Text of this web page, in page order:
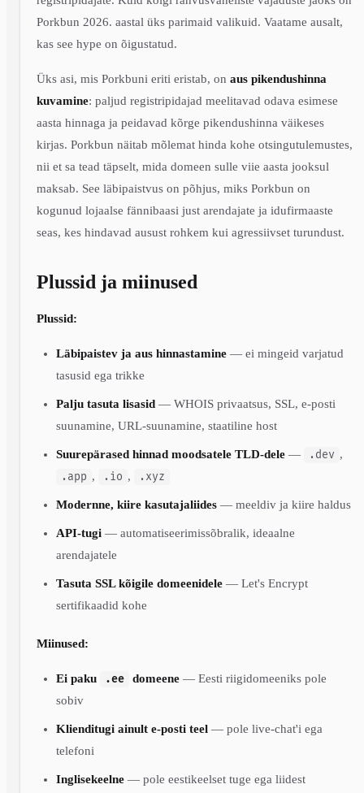
Porkbun 2026. aastal üks parimaid valikuid. Vaatame ausalt,
kas see hype on õigustatud.
Üks asi, mis Porkbuni eriti eristab, on aus pikendushinna
kuvamine: paljud registripidajad meelitavad odava esimese
aasta hinnaga ja peidavad kõrge pikendushinna väikeses
kirjas. Porkbun näitab mõlemat hinda kohe otsingutulemustes,
nii et sa tead täpselt, mida domeen sulle viie aasta jooksul
maksab. See läbipaistvus on põhjus, miks Porkbun on
kogunud lojaalse fännibaasi just arendajate ja idufirmaaste
seas, kes hindavad ausust rohkem kui agressiivset turundust.
Plussid ja miinused
Plussid:
Läbipaistev ja aus hinnastamine — ei mingeid varjatud
tasusid ega trikke
Palju tasuta lisasid — WHOIS privaatsus, SSL, e-posti
suunamine, URL-suunamine, staatiline host
Suurepärased hinnad moodsatele TLD-dele — .dev ,
.app , .io , .xyz
Modernne, kiire kasutajaliides — meeldiv ja kiire haldus
API-tugi — automatiseerimissõbralik, ideaalne
arendajatele
Tasuta SSL kõigile domeenidele — Let's Encrypt
sertifikaadid kohe
Miinused:
Ei paku .ee domeene — Eesti riigidomeeniks pole
sobiv
Klienditugi ainult e-posti teel — pole live-chat'i ega
telefoni
Inglisekeelne — pole eestikeelset tuge ega liidest